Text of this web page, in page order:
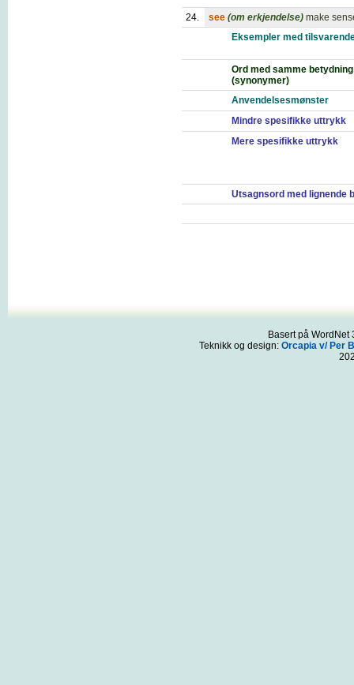
24. see (om erkjendelse) make
Eksempler med
Ord med samme betydning
(synonymer)
Anvendelsesmønster
Mindre spesifikke uttrykk
Mere spesifikke uttrykk
Utsagnsord med lignende
Basert på
Teknikk og design: Orcapia v/ Per